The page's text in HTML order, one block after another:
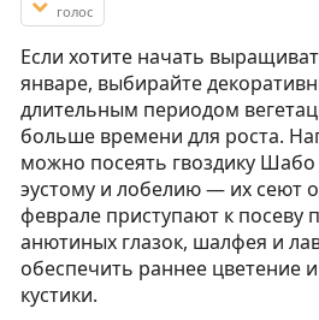
голос
Если хотите начать
январе, выбирайте
длительным периодом
больше времени для роста.
можно посеять гвоздику
эустому и лобелию — их сеют
феврале приступают к посеву
анютиных глазок, шалфея и
обеспечить раннее цветение
кустики.